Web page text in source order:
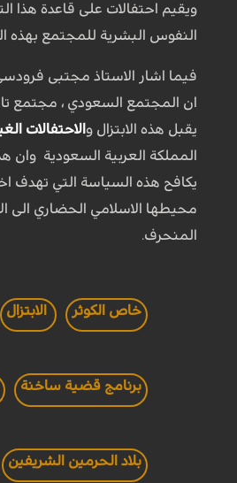
ويقيم احتفالات على قاعدة هذا
النفوس البشرية للمجتمع بهذه
فيما اشار الاستاذ مجتبى
ان المجتمع السعودي ، مجتمع
يقبل هذه الابتزال و الاحتفالات
المملكة العربية السعودية
يكافح هذه السياسة التي تهدف
محيطها الاسلامي الحضاري الى
المنحرف.
خاص الكوثر الابتزال
برنامج قضية ساخنة
بلاد الحرمين الشريفين